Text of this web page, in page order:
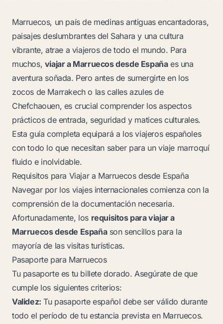
Marruecos, un país de medinas antiguas encantadoras,
paisajes deslumbrantes del Sahara y una cultura
vibrante, atrae a viajeros de todo el mundo. Para
muchos, viajar a Marruecos desde Españaes una
aventura soñada. Pero antes de sumergirte en los
zocos de Marrakech o las calles azules de
Chefchaouen, es crucial comprender los aspectos
prácticos de entrada, seguridad y matices culturales.
Esta guía completa equipará a los viajeros españoles
con todo lo que necesitan saber para un viaje marroquí
fluido e inolvidable.
Requisitos para Viajar a Marruecos desde España
Navegar por los viajes internacionales comienza con la
comprensión de la documentación necesaria.
Afortunadamente, los requisitos para viajar a
Marruecos desde Españason sencillos para la
mayoría de las visitas turísticas.
Pasaporte para Marruecos
Tu pasaporte es tu billete dorado. Asegúrate de que
cumple los siguientes criterios:
Validez: Tu pasaporte español debe ser válido durante
todo el período de tu estancia prevista en Marruecos.